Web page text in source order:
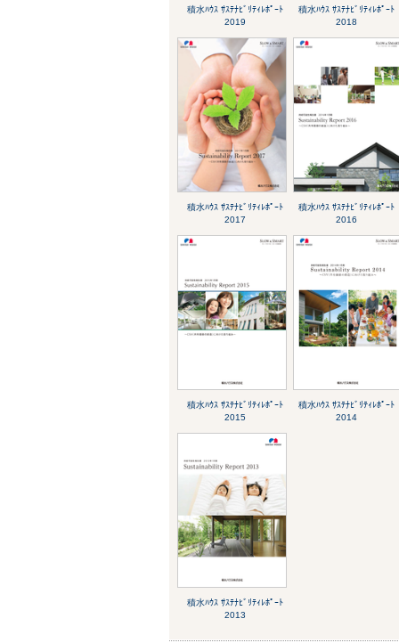
積水ﾊｳｽ ｻｽﾃﾅﾋﾞﾘﾃｨﾚﾎﾟｰﾄ
2019
積水ﾊｳｽ ｻｽﾃﾅﾋﾞﾘﾃｨﾚﾎﾟｰﾄ
2018
積水ﾊｳｽ ｻｽﾃﾅﾋﾞﾘﾃｨﾚﾎﾟｰﾄ
2017
積水ﾊｳｽ ｻｽﾃﾅﾋﾞﾘﾃｨﾚﾎﾟｰﾄ
2016
積水ﾊｳｽ ｻｽﾃﾅﾋﾞﾘﾃｨﾚﾎﾟｰﾄ
2015
積水ﾊｳｽ ｻｽﾃﾅﾋﾞﾘﾃｨﾚﾎﾟｰﾄ
2014
積水ﾊｳｽ ｻｽﾃﾅﾋﾞﾘﾃｨﾚﾎﾟｰﾄ
2013